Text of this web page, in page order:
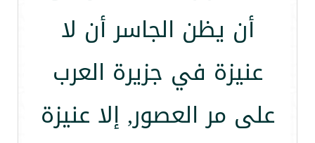
أن يظن الجاسر أن لا
عنيزة في جزيرة العرب
على مر العصور, إلا عنيزة